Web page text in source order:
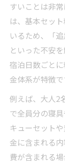
すいことは非
は、基本セッ
いるため、「
といった不安
宿泊日数ごと
金体系が特徴で
例えば、大人2
で全員分の寝
キューセット
金に含まれる
費が含まれる